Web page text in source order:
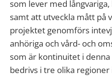
som lever med
samt att utveckla mått på
projektet genomförs
anhöriga och vård- och
som är kontinuitet i
bedrivs i tre olika regioner